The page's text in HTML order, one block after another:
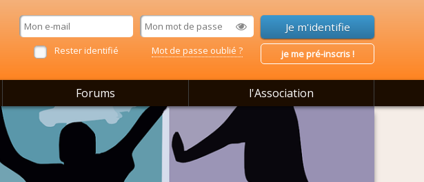
Rester identifié Mot de passe oublié ? je me pré-inscris !
Forums l'Association